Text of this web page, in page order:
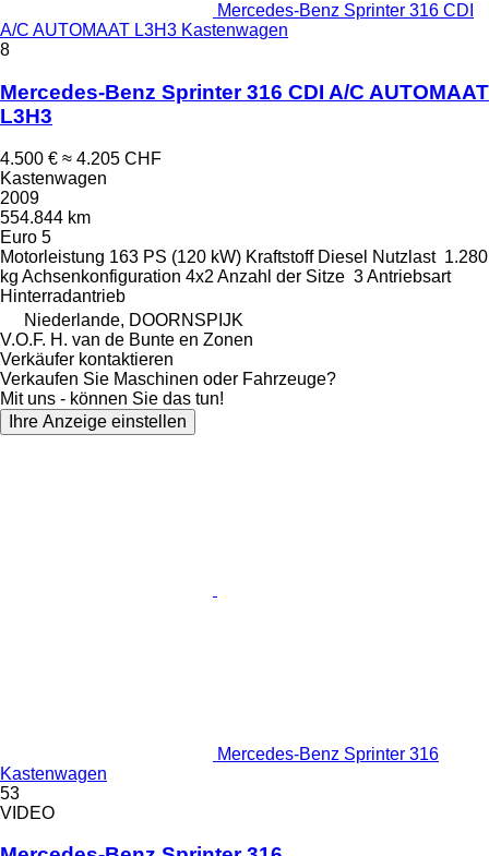
Mercedes-Benz Sprinter 316 CDI
A/C AUTOMAAT L3H3 Kastenwagen
8
Mercedes-Benz Sprinter 316 CDI A/C AUTOMAAT
L3H3
4.500 € ≈ 4.205 CHF
Kastenwagen
2009
554.844 km
Euro 5
Motorleistung 163 PS (120 kW) Kraftstoff Diesel Nutzlast 1.280
kg Achsenkonfiguration 4x2 Anzahl der Sitze 3Antriebsart
Hinterradantrieb
Niederlande, DOORNSPIJK
V.O.F. H. van de Bunte en Zonen
Verkäufer kontaktieren
Verkaufen Sie Maschinen oder Fahrzeuge?
Mit uns - können Sie das tun!
Ihre Anzeige einstellen
Mercedes-Benz Sprinter 316
Kastenwagen
53
VIDEO